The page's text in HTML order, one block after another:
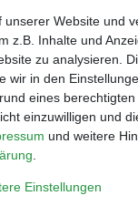
9 - 12:30 und 14 -
AGB
Website und
z.B. Inhalte und
zu analysieren.
wir in den
eines
einzuwilligen und
und weitere
Einstellungen